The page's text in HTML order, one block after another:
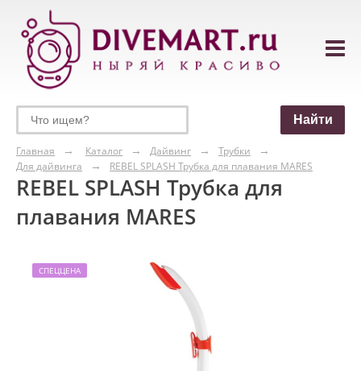
Главная Каталог Дайвинг
Трубки
Для дайвинга
REBEL SPLASH Трубка для плавания MARES
REBEL SPLASH Трубка для
плавания MARES
СПЕЦЦЕНА